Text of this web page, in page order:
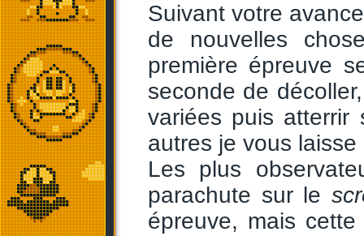
Suivant votre
de nouvelles
première épreuve
seconde de
variées puis
autres je vous laisse
Les plus
parachute sur le
épreuve, mais